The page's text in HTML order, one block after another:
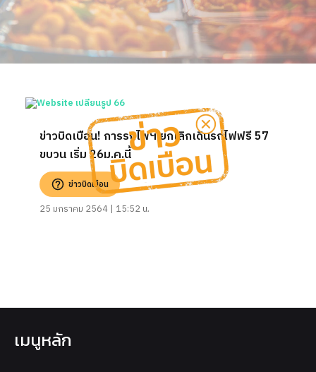
ข่าวบิดเบือน! การรถไฟฯ ยกเลิกเดินรถไฟฟรี 57
ขบวน เริ่ม 26ม.ค.นี้
ข่าวบิดเบือน
25 มกราคม 2564 | 15:52 น.
เมนูหลัก